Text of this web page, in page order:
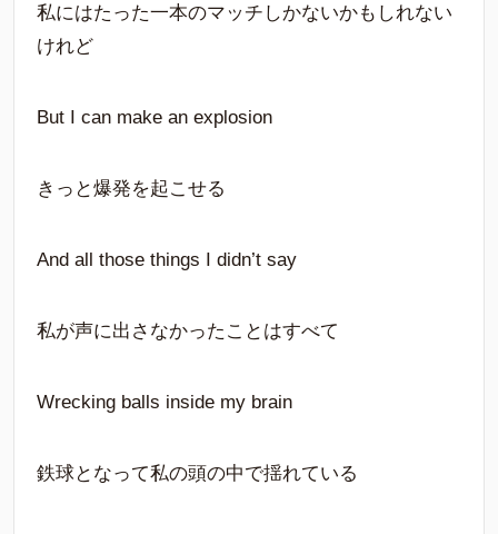
私にはたった一本のマッチしかないかもしれない
けれど
But I can make an explosion
きっと爆発を起こせる
And all those things I didn’t say
私が声に出さなかったことはすべて
Wrecking balls inside my brain
鉄球となって私の頭の中で揺れている